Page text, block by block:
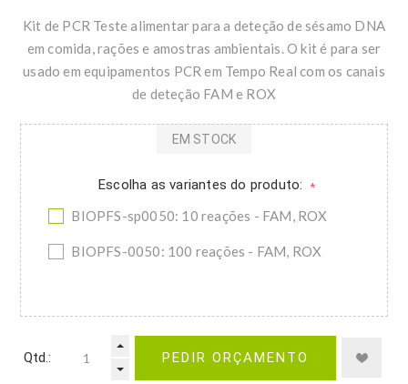
Kit de PCR Teste alimentar para a deteção de sésamo DNA
em comida, rações e amostras ambientais. O kit é para ser
usado em equipamentos PCR em Tempo Real com os canais
de deteção FAM e ROX
Escolha as variantes do produto: *
BIOPFS-sp0050: 10 reações - FAM, ROX
BIOPFS-0050: 100 reações - FAM, ROX
EM STOCK
Qtd.: PEDIR ORÇAMENTO